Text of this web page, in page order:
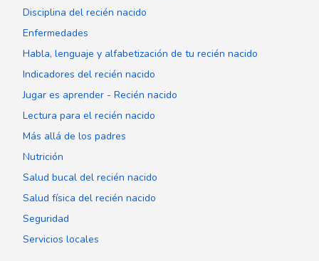
Disciplina del recién nacido
Enfermedades
Habla, lenguaje y alfabetización de tu recién nacido
Indicadores del recién nacido
Jugar es aprender - Recién nacido
Lectura para el recién nacido
Más allá de los padres
Nutrición
Salud bucal del recién nacido
Salud física del recién nacido
Seguridad
Servicios locales